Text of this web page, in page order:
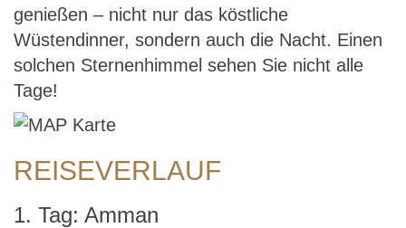
genießen – nicht nur das köstliche
Wüstendinner, sondern auch die Nacht. Einen
solchen Sternenhimmel sehen Sie nicht alle
Tage!
REISEVERLAUF
1. Tag: Amman